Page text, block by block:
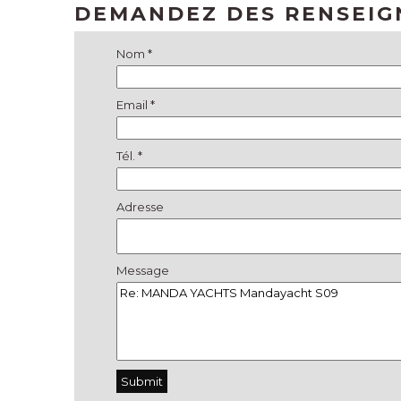
DEMANDEZ DES
Nom *
Email *
Tél. *
Adresse
Message